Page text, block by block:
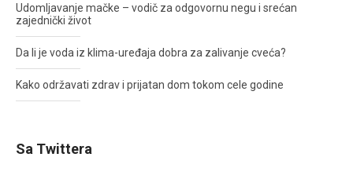
Udomljavanje mačke – vodič za odgovornu negu i srećan
zajednički život
Da li je voda iz klima-uređaja dobra za zalivanje cveća?
Kako održavati zdrav i prijatan dom tokom cele godine
Sa Twittera